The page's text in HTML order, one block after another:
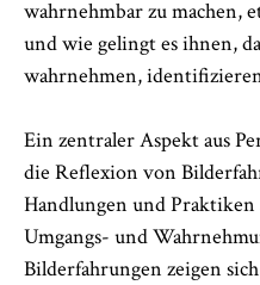
wahrnehmbar zu machen,
und wie gelingt es ihnen,
wahrnehmen,
Ein zentraler Aspekt aus
die Reflexion von
Handlungen und
Umgangs- und
Bilderfahrungen zeigen